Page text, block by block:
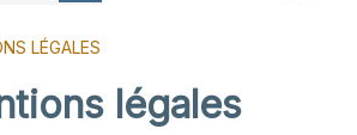
LÉGALES
légales